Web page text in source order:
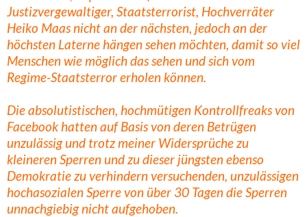
Justizvergewaltiger, Staatsterrorist, Hochverräter
Heiko Maas nicht an der nächsten, jedoch an der
höchsten Laterne hängen sehen möchten, damit so viel
Menschen wie möglich das sehen und sich vom
Regime-Staatsterror erholen können.
Die absolutistischen, hochmütigen Kontrollfreaks von
Facebook hatten auf Basis von deren Betrügen
unzulässig und trotz meiner Widersprüche zu
kleineren Sperren und zu dieser jüngsten ebenso
Demokratie zu verhindern versuchenden, unzulässigen
hochasozialen Sperre von über 30 Tagen die Sperren
unnachgiebig nicht aufgehoben.